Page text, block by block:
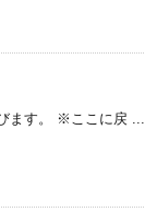
ます。 ※ここに戻 ...